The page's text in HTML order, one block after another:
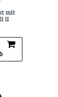
mit
II